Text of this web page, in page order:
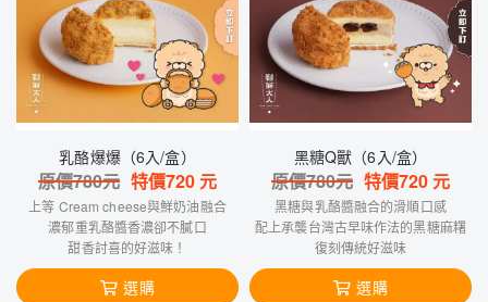
乳酪爆爆（6入/盒）
原價780元 特價720 元
上等 Cream cheese與鮮奶油融合
濃郁重乳酪醬香濃卻不膩口
甜香討喜的好滋味！
選購
黑糖Q獸（6入/盒）
原價780元 特價720 元
黑糖與乳酪醬融合的滑順口感
配上承襲台灣古早味作法的黑糖麻糬
復刻傳統好滋味
選購